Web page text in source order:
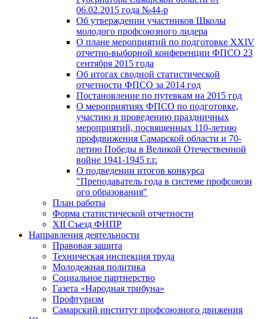
06.02.2015 года №44-р
Об утверждении участников Школы
молодого профсоюзного лидера
О плане мероприятий по подготовке XXIV
отчетно-выборной конференции ФПСО 23
сентября 2015 года
Об итогах сводной статистической
отчетности ФПСО за 2014 год
Постановление по путевкам на 2015 год
О мероприятиях ФПСО по подготовке,
участию и проведению праздничных
мероприятий, посвященных 110-летию
профдвижения Самарской области и 70-
летию Победы в Великой Отечественной
войне 1941-1945 г.г.
О подведении итогов конкурса
"Преподаватель года в системе профсоюзн
ого образования"
План работы
Форма статистической отчетности
XII Съезд ФНПР
Направления деятельности
Правовая защита
Техническая инспекция труда
Молодежная политика
Социальное партнерство
Газета «Народная трибуна»
Профтуризм
Самарский институт профсоюзного движения